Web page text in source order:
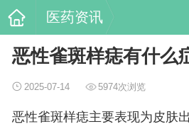
医药资讯
恶性雀斑样痣有什么
2025-07-14 5974次浏览
恶性雀斑样痣主要表现为皮肤